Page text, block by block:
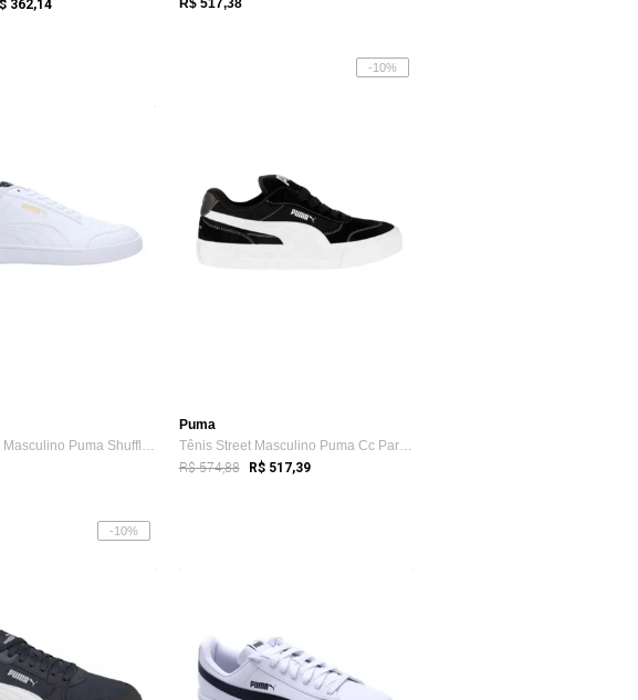
362,14
R$ 517,38
Tênis Casual Masculino Puma Shuffle Branco
-10%
Puma
Tênis Street Masculino Puma Cc Park Vulc Preto
R$ 574,88 R$ 517,39
-10%